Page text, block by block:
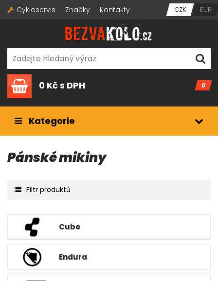
Cykloservis Značky Kontakty CZK EUR
0
0 Kčs DPH
Kategorie
Pánské mikiny
Filtr produktů
Cube
Endura